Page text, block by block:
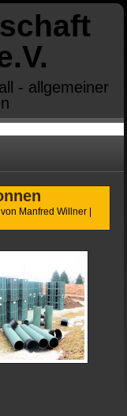
- allgemeiner
Manfred Willner |